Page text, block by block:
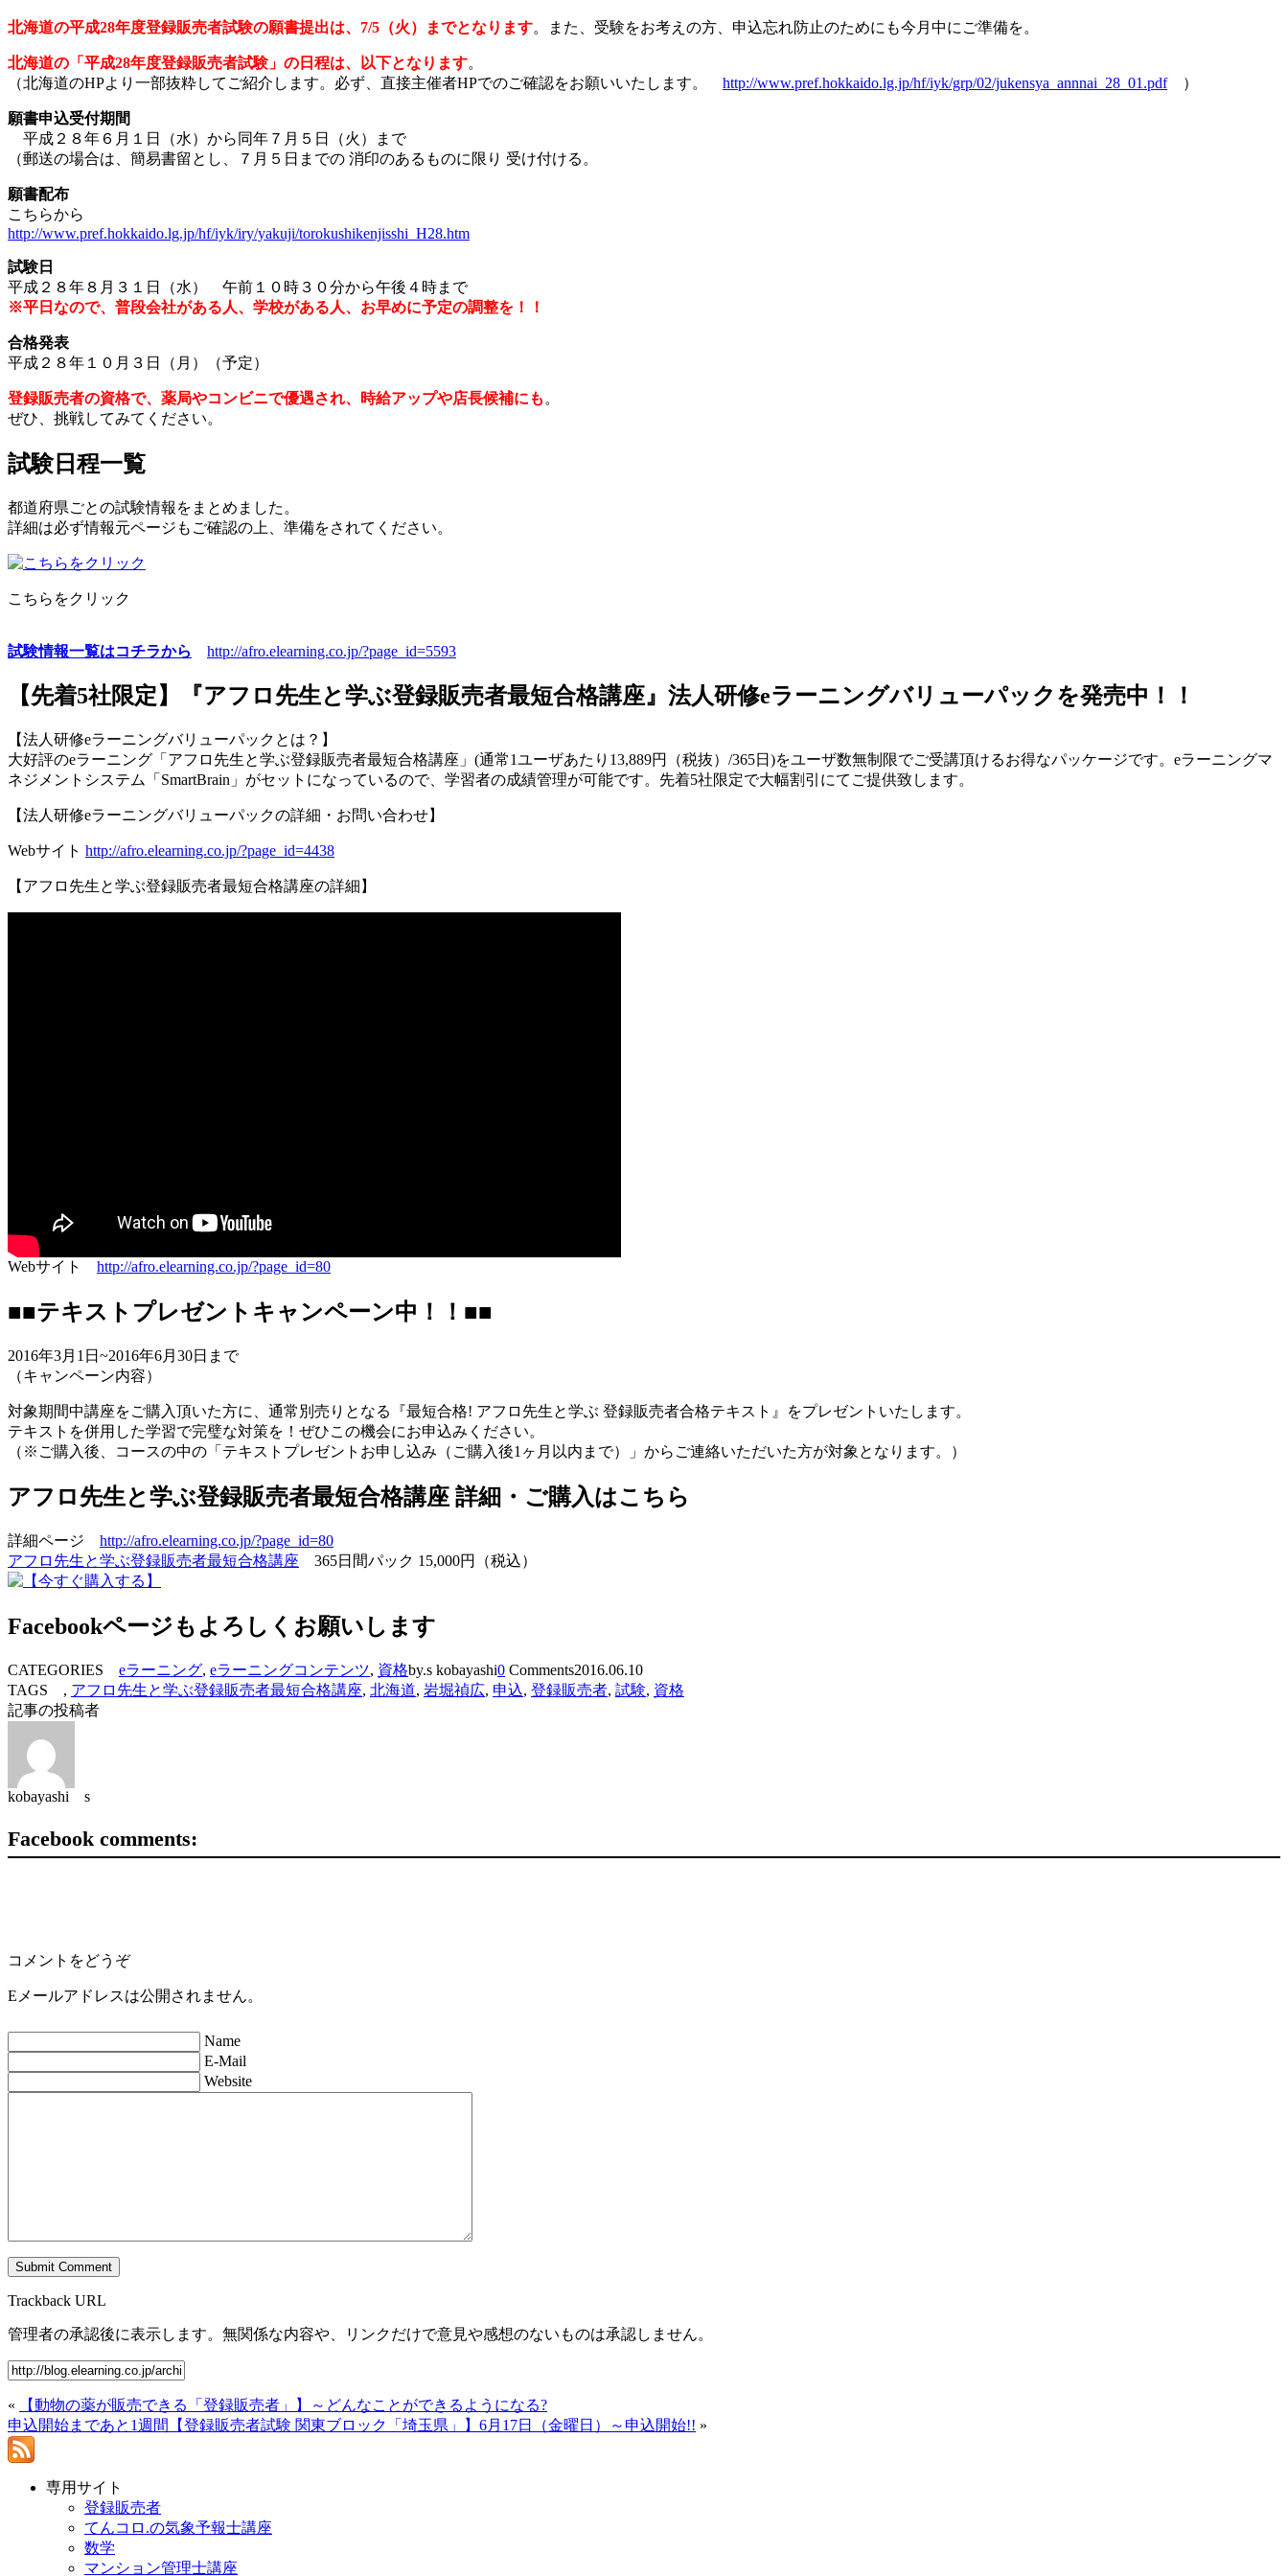
北海道の平成28年度登録販売者試験の願書提出は、7/5（火）までとなります。また、受験をお考えの方、申込忘れ防止のためにも今月中にご準備を。
北海道の「平成28年度登録販売者試験」の日程は、以下となります。
（北海道のHPより一部抜粋してご紹介します。必ず、直接主催者HPでのご確認をお願いいたします。 http://www.pref.hokkaido.lg.jp/hf/iyk/grp/02/jukensya_annnai_28_01.pdf）
願書申込受付期間
平成２８年６月１日（水）から同年７月５日（火）まで
（郵送の場合は、簡易書留とし、７月５日までの 消印のあるものに限り 受け付ける。
願書配布
こちらから
http://www.pref.hokkaido.lg.jp/hf/iyk/iry/yakuji/torokushikenjisshi_H28.htm
試験日
平成２８年８月３１日（水） 午前１０時３０分から午後４時まで
※平日なので、普段会社がある人、学校がある人、お早めに予定の調整を！！
合格発表
平成２８年１０月３日（月）（予定）
登録販売者の資格で、薬局やコンビニで優遇され、時給アップや店長候補にも 。
ぜひ、挑戦してみてください。
試験日程一覧
都道府県ごとの試験情報をまとめました。
詳細は必ず情報元ページもご確認の上、準備をされてください。
こちらをクリック
試験情報一覧はコチラから http://afro.elearning.co.jp/?page_id=5593
【先着5社限定】『アフロ先生と学ぶ登録販売者最短合格講座』法人研修eラーニングバリューパックを発売中！！
【法人研修eラーニングバリューパックとは？】
大好評のeラーニング「アフロ先生と学ぶ登録販売者最短合格講座」(通常1ユーザあたり13,889円（税抜）/365日)をユーザ数無制限でご受講頂けるお得なパッケージです。eラーニングマ
ネジメントシステム「SmartBrain」がセットになっているので、学習者の成績管理が可能です。先着5社限定で大幅割引にてご提供致します。
【法人研修eラーニングバリューパックの詳細・お問い合わせ】
Webサイト http://afro.elearning.co.jp/?page_id=4438
【アフロ先生と学ぶ登録販売者最短合格講座の詳細】
Webサイト http://afro.elearning.co.jp/?page_id=80
■■テキストプレゼントキャンペーン中！！■■
2016年3月1日~2016年6月30日まで
（キャンペーン内容）
対象期間中講座をご購入頂いた方に、通常別売りとなる『最短合格! アフロ先生と学ぶ 登録販売者合格テキスト』をプレゼントいたします。
テキストを併用した学習で完璧な対策を！ぜひこの機会にお申込みください。
（※ご購入後、コースの中の「テキストプレゼントお申し込み（ご購入後1ヶ月以内まで）」からご連絡いただいた方が対象となります。）
アフロ先生と学ぶ登録販売者最短合格講座 詳細・ご購入はこちら
詳細ページ http://afro.elearning.co.jp/?page_id=80
アフロ先生と学ぶ登録販売者最短合格講座 365日間パック 15,000円（税込）
Facebookページもよろしくお願いします
CATEGORIES eラーニング, eラーニングコンテンツ, 資格by.s kobayashi0 Comments2016.06.10
TAGS , アフロ先生と学ぶ登録販売者最短合格講座, 北海道, 岩堀禎広, 申込, 登録販売者, 試験, 資格
記事の投稿者
kobayashi s
Facebook comments:
コメントをどうぞ
Eメールアドレスは公開されません。
Name
E-Mail
Website
Trackback URL
管理者の承認後に表示します。無関係な内容や、リンクだけで意見や感想のないものは承認しません。
«
【動物の薬が販売できる「登録販売者」】～どんなことができるようになる?
申込開始まであと1週間【登録販売者試験 関東ブロック「埼玉県」】6月17日（金曜日）～申込開始!! »
専用サイト
登録販売者
てんコロ.の気象予報士講座
数学
マンション管理士講座